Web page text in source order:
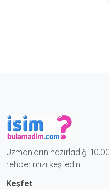
Uzmanların hazırladığı
rehberimizi keşfedin.
Keşfet